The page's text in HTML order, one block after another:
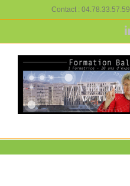
Contact : 04.78.33.57.59